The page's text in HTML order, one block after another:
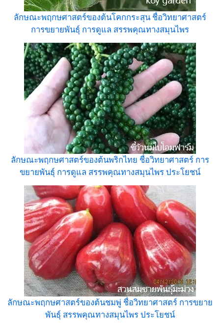
ลักษณะพฤกษศาสตร์ของต้นโคกกระสุน ชื่อวิทยาศาสตร์
การขยายพันธุ์ การดูแล สรรพคุณทางสมุนไพร
ลักษณะพฤกษศาสตร์ของต้นพริกไทย ชื่อวิทยาศาสตร์ การ
ขยายพันธุ์ การดูแล สรรพคุณทางสมุนไพร ประโยชน์
ลักษณะพฤกษศาสตร์ของต้นชมพู่ ชื่อวิทยาศาสตร์ การขยาย
พันธุ์ สรรพคุณทางสมุนไพร ประโยชน์